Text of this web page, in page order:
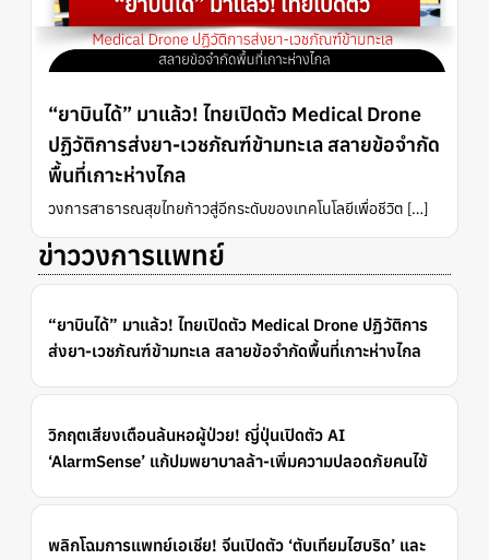
“ยาบินได้” มาแล้ว! ไทยเปิดตัว Medical Drone
ปฏิวัติการส่งยา-เวชภัณฑ์ข้ามทะเล สลายข้อจำกัด
พื้นที่เกาะห่างไกล
วงการสาธารณสุขไทยก้าวสู่อีกระดับของเทคโนโลยีเพื่อชีวิต […]
ข่าววงการแพทย์
“ยาบินได้” มาแล้ว! ไทยเปิดตัว Medical Drone ปฏิวัติการ
ส่งยา-เวชภัณฑ์ข้ามทะเล สลายข้อจำกัดพื้นที่เกาะห่างไกล
วิกฤตเสียงเตือนล้นหอผู้ป่วย! ญี่ปุ่นเปิดตัว AI
‘AlarmSense’ แก้ปมพยาบาลล้า-เพิ่มความปลอดภัยคนไข้
พลิกโฉมการแพทย์เอเชีย! จีนเปิดตัว ‘ตับเทียมไฮบริด’ และ